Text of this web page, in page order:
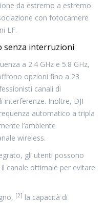
da estremo a estremo
con fotocamere
LF.
senza interruzioni
a 2.4 GHz e 5.8 GHz,
opzioni fino a 23
canali di
Inoltre, DJI
automatico a tripla
l’ambiente
wireless.
gli utenti possono
canale ottimale per evitare
[2] la capacità di